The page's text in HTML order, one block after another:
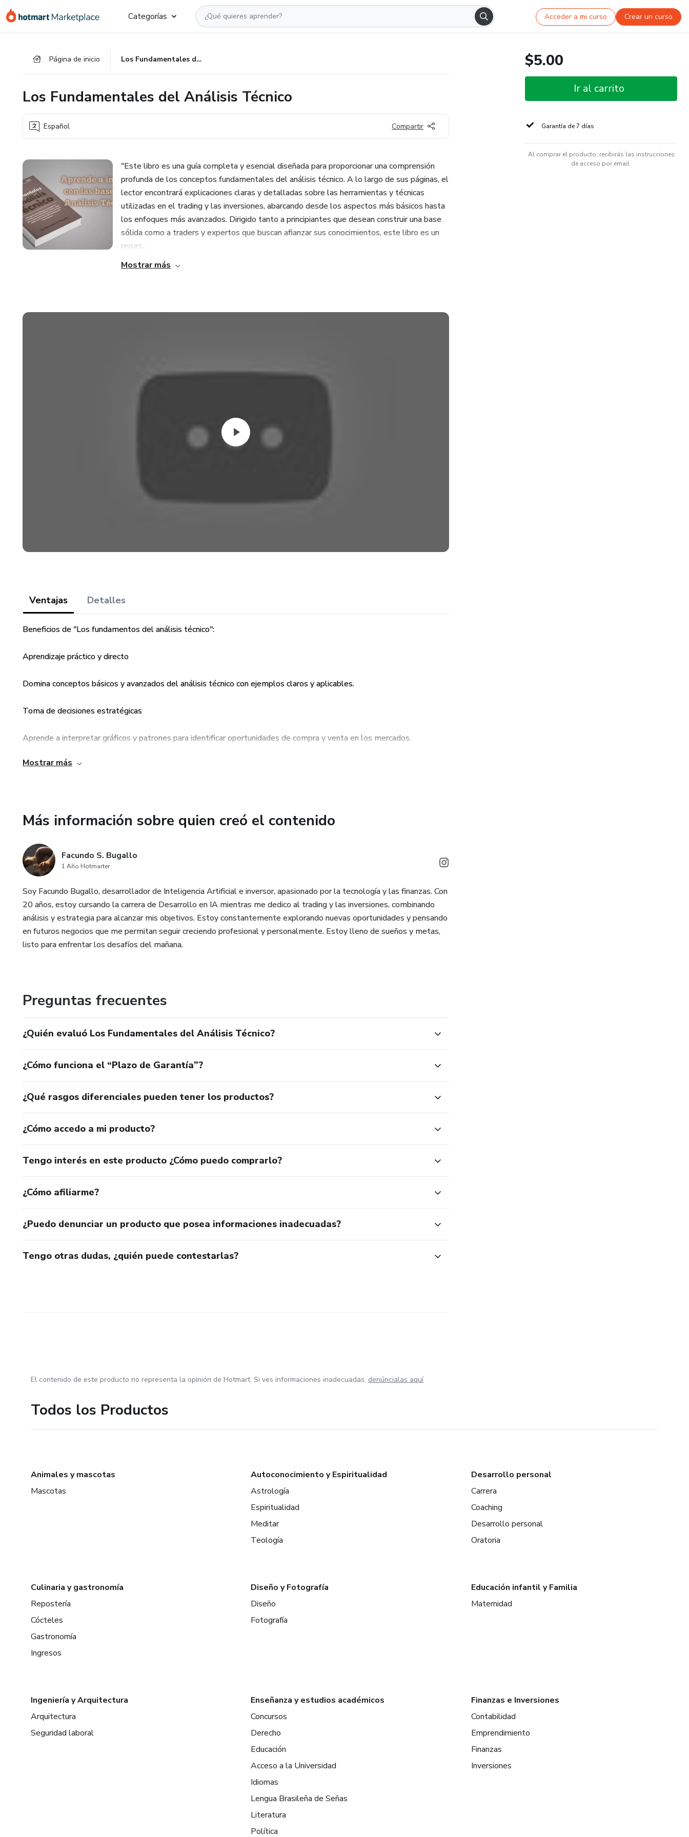
Categorías Acceder a mi curso Crear un curso
Página de inicio Los Fundamentales del Análisis Técnico
Los Fundamentales del Análisis Técnico
Español Compartir
"Este libro es una guía completa y esencial diseñada para proporcionar una comprensión
profunda de los conceptos fundamentales del análisis técnico. A lo largo de sus páginas, el
lector encontrará explicaciones claras y detalladas sobre las herramientas y técnicas
utilizadas en el trading y las inversiones, abarcando desde los aspectos más básicos hasta
los enfoques más avanzados. Dirigido tanto a principiantes que desean construir una base
sólida como a traders y expertos que buscan afianzar sus conocimientos, este libro es un
recurs...
Mostrar más
Ventajas Detalles
Beneficios de "Los fundamentos del análisis técnico":
Aprendizaje práctico y directo
Domina conceptos básicos y avanzados del análisis técnico con ejemplos claros y aplicables.
Toma de decisiones estratégicas
Aprende a interpretar gráficos y patrones para identificar oportunidades de compra y venta en los mercados.
Reducción de riesgos financieros
Independencia financiera
Desarrolla habilidades
Mostrar más
Más información sobre quien creó el contenido
Facundo S. Bugallo
1 Año Hotmarter
Soy Facundo Bugallo, desarrollador de Inteligencia Artificial e inversor, apasionado por la tecnología y las finanzas. Con
20 años, estoy cursando la carrera de Desarrollo en IA mientras me dedico al trading y las inversiones, combinando
análisis y estrategia para alcanzar mis objetivos. Estoy constantemente explorando nuevas oportunidades y pensando
en futuros negocios que me permitan seguir creciendo profesional y personalmente. Estoy lleno de sueños y metas,
listo para enfrentar los desafíos del mañana.
Preguntas frecuentes
¿Quién evaluó Los Fundamentales del Análisis Técnico?
¿Cómo funciona el “Plazo de Garantía”?
¿Qué rasgos diferenciales pueden tener los productos?
¿Cómo accedo a mi producto?
Tengo interés en este producto ¿Cómo puedo comprarlo?
¿Cómo afiliarme?
¿Puedo denunciar un producto que posea informaciones inadecuadas?
Tengo otras dudas, ¿quién puede contestarlas?
$5.00
Ir al carrito
Garantía de 7 días
Al comprar el producto, recibirás las instrucciones
de acceso por email.
El contenido de este producto no representa la opinión de Hotmart. Si ves informaciones inadecuadas, denúncialas aquí
Todos los Productos
Animales y mascotas
Mascotas
Autoconocimiento y Espiritualidad
Astrología
Espiritualidad
Meditar
Teología
Desarrollo personal
Carrera
Coaching
Desarrollo personal
Oratoria
Culinaria y gastronomía
Repostería
Cócteles
Gastronomía
Ingresos
Diseño y Fotografía
Diseño
Fotografía
Educación infantil y Familia
Maternidad
Ingeniería y Arquitectura
Arquitectura
Seguridad laboral
Enseñanza y estudios académicos
Concursos
Derecho
Educación
Acceso a la Universidad
Idiomas
Lengua Brasileña de Señas
Literatura
Política
Finanzas e Inversiones
Contabilidad
Emprendimiento
Finanzas
Inversiones